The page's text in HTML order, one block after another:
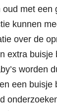
met een
kunnen
over de
extra buisje
worden
een buisje